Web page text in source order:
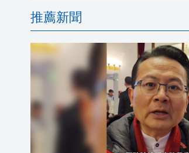
推薦新聞